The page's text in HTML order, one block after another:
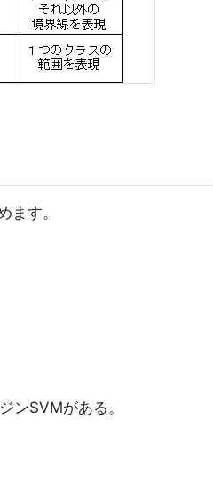
す。
SVMがある。